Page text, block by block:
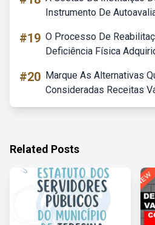
Instrumento De
#19 O Processo De
Deficiência Física
#20 Marque As Alternativas
Consideradas Receitas
Related Posts